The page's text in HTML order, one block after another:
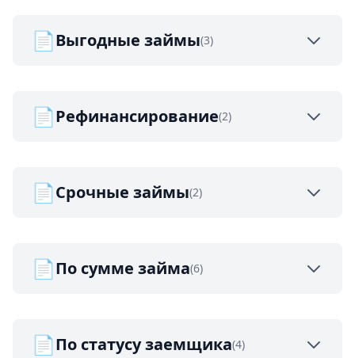
📄Выгодные займы(3)
📄Рефинансирование(2)
📄Срочные займы(2)
📄По сумме займа(6)
📄По статусу заемщика(4)